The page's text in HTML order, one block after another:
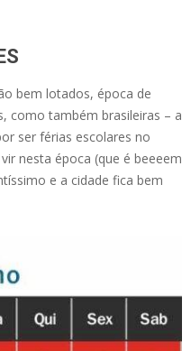
bem lotados, época de
como também brasileiras – a
ser férias escolares no
nesta época (que é beeeem
e a cidade fica bem